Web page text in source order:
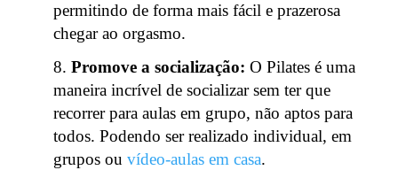
permitindo de forma mais fácil e prazerosa
chegar ao orgasmo.
Promove a socialização: O Pilates é uma
maneira incrível de socializar sem ter que
recorrer para aulas em grupo, não aptos para
todos. Podendo ser realizado individual, em
grupos ou vídeo-aulas em casa.